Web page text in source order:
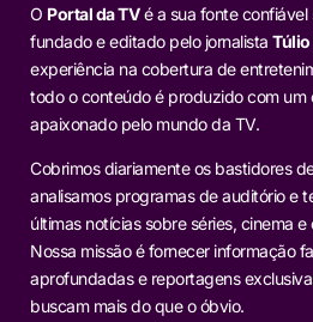
O Portal da TVé a sua fonte confiável
fundado e editado pelo jornalista
experiência na cobertura de
todo o conteúdo é produzido com um
apaixonado pelo mundo da TV.
Cobrimos diariamente os bastidores
analisamos programas de auditório e
últimas notícias sobre séries, cinema
Nossa missão é fornecer informação
aprofundadas e reportagens
buscam mais do que o óbvio.